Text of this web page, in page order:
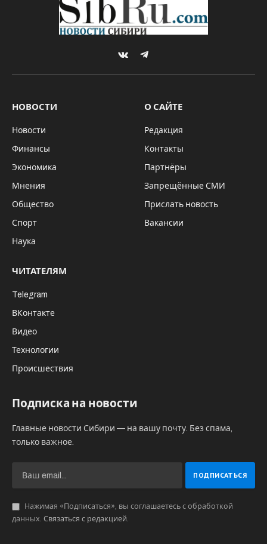
VKontakteTelegram
НОВОСТИ
Новости
Финансы
Экономика
Мнения
Общество
Спорт
Наука
О САЙТЕ
Редакция
Контакты
Партнёры
Запрещённые СМИ
Прислать новость
Вакансии
ЧИТАТЕЛЯМ
Telegram
ВКонтакте
Видео
Технологии
Происшествия
Подписка на новости
Главные новости Сибири — на вашу почту. Без спама,
только важное.
Нажимая «Подписаться», вы соглашаетесь с обработкой
данных. Связаться с редакцией.